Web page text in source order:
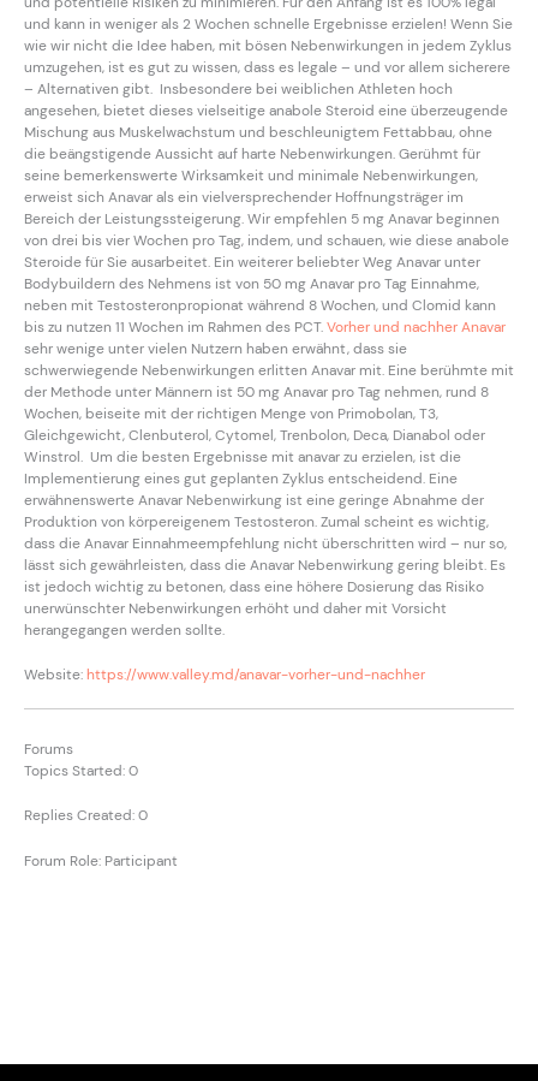
und kann in weniger als 2 Wochen schnelle Ergebnisse erzielen! Wenn Sie
wie wir nicht die Idee haben, mit bösen Nebenwirkungen in jedem Zyklus
umzugehen, ist es gut zu wissen, dass es legale – und vor allem sicherere
– Alternativen gibt. Insbesondere bei weiblichen Athleten hoch
angesehen, bietet dieses vielseitige anabole Steroid eine überzeugende
Mischung aus Muskelwachstum und beschleunigtem Fettabbau, ohne
die beängstigende Aussicht auf harte Nebenwirkungen. Gerühmt für
seine bemerkenswerte Wirksamkeit und minimale Nebenwirkungen,
erweist sich Anavar als ein vielversprechender Hoffnungsträger im
Bereich der Leistungssteigerung. Wir empfehlen 5 mg Anavar beginnen
von drei bis vier Wochen pro Tag, indem, und schauen, wie diese anabole
Steroide für Sie ausarbeitet. Ein weiterer beliebter Weg Anavar unter
Bodybuildern des Nehmens ist von 50 mg Anavar pro Tag Einnahme,
neben mit Testosteronpropionat während 8 Wochen, und Clomid kann
bis zu nutzen 11 Wochen im Rahmen des PCT.Vorher und nachher Anavar
sehr wenige unter vielen Nutzern haben erwähnt, dass sie
schwerwiegende Nebenwirkungen erlitten Anavar mit. Eine berühmte mit
der Methode unter Männern ist 50 mg Anavar pro Tag nehmen, rund 8
Wochen, beiseite mit der richtigen Menge von Primobolan, T3,
Gleichgewicht, Clenbuterol, Cytomel, Trenbolon, Deca, Dianabol oder
Winstrol. Um die besten Ergebnisse mit anavar zu erzielen, ist die
Implementierung eines gut geplanten Zyklus entscheidend. Eine
erwähnenswerte Anavar Nebenwirkung ist eine geringe Abnahme der
Produktion von körpereigenem Testosteron. Zumal scheint es wichtig,
dass die Anavar Einnahmeempfehlung nicht überschritten wird – nur so,
lässt sich gewährleisten, dass die Anavar Nebenwirkung gering bleibt. Es
ist jedoch wichtig zu betonen, dass eine höhere Dosierung das Risiko
unerwünschter Nebenwirkungen erhöht und daher mit Vorsicht
herangegangen werden sollte.
Website:https://www.valley.md/anavar-vorher-und-nachher
Forums
Topics Started: 0
Replies Created: 0
Forum Role: Participant